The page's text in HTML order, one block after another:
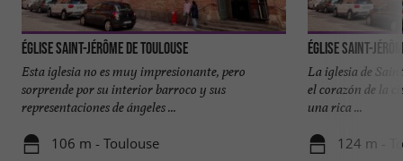
Église Saint-Jérôme de Toulouse
Esta iglesia no es muy impresionante, pero
sorprende por su interior barroco y sus
representaciones de ángeles ...
106 m - Toulouse
Église Saint-
La iglesia de
el corazón de la
una rica ...
124 m -